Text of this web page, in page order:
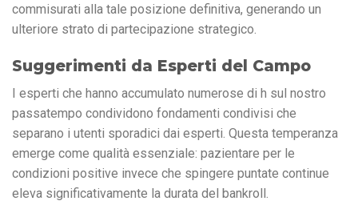
commisurati alla tale posizione definitiva, generando un
ulteriore strato di partecipazione strategico.
Suggerimenti da Esperti del Campo
I esperti che hanno accumulato numerose di h sul nostro
passatempo condividono fondamenti condivisi che
separano i utenti sporadici dai esperti. Questa temperanza
emerge come qualità essenziale: pazientare per le
condizioni positive invece che spingere puntate continue
eleva significativamente la durata del bankroll.